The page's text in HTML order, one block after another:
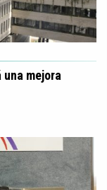
mejora